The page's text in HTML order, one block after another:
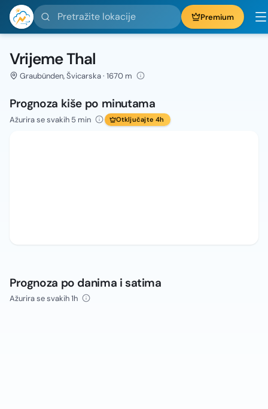
Pretražite lokacije Premium
Vrijeme Thal
Graubünden, Švicarska · 1670 m
Prognoza kiše po minutama
Ažurira se svakih 5 min Otključajte 4h
Prognoza po danima i satima
Ažurira se svakih 1h